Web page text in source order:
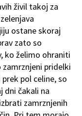
živil takoj za
ostane skoraj
zato so
ko želimo ohraniti
zamrznjeni pridelki
pol celine, so
dni čakali na
zamrznjenih